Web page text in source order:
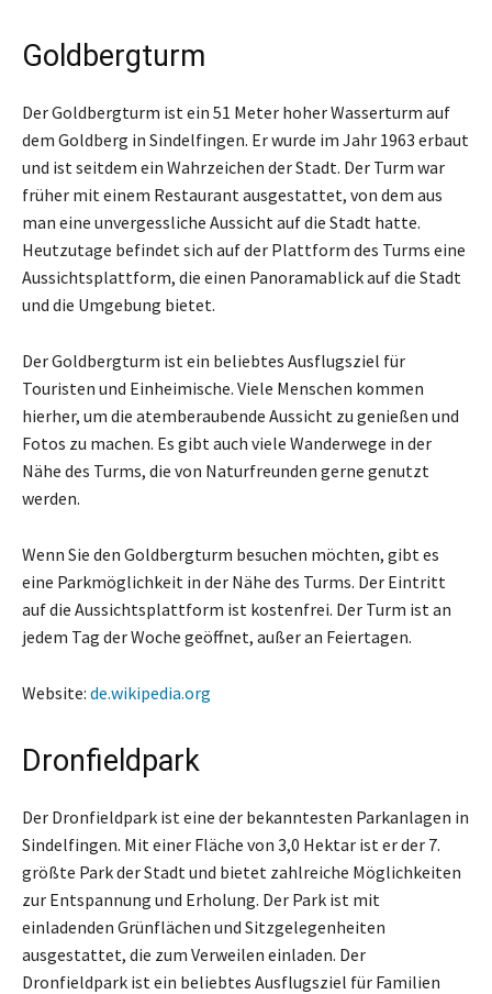
Goldbergturm
Der Goldbergturm ist ein 51 Meter hoher Wasserturm auf
dem Goldberg in Sindelfingen. Er wurde im Jahr 1963 erbaut
und ist seitdem ein Wahrzeichen der Stadt. Der Turm war
früher mit einem Restaurant ausgestattet, von dem aus
man eine unvergessliche Aussicht auf die Stadt hatte.
Heutzutage befindet sich auf der Plattform des Turms eine
Aussichtsplattform, die einen Panoramablick auf die Stadt
und die Umgebung bietet.
Der Goldbergturm ist ein beliebtes Ausflugsziel für
Touristen und Einheimische. Viele Menschen kommen
hierher, um die atemberaubende Aussicht zu genießen und
Fotos zu machen. Es gibt auch viele Wanderwege in der
Nähe des Turms, die von Naturfreunden gerne genutzt
werden.
Wenn Sie den Goldbergturm besuchen möchten, gibt es
eine Parkmöglichkeit in der Nähe des Turms. Der Eintritt
auf die Aussichtsplattform ist kostenfrei. Der Turm ist an
jedem Tag der Woche geöffnet, außer an Feiertagen.
Website: de.wikipedia.org
Dronfieldpark
Der Dronfieldpark ist eine der bekanntesten Parkanlagen in
Sindelfingen. Mit einer Fläche von 3,0 Hektar ist er der 7.
größte Park der Stadt und bietet zahlreiche Möglichkeiten
zur Entspannung und Erholung. Der Park ist mit
einladenden Grünflächen und Sitzgelegenheiten
ausgestattet, die zum Verweilen einladen. Der
Dronfieldpark ist ein beliebtes Ausflugsziel für Familien